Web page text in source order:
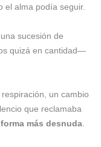
el alma podía seguir.
sucesión de
quizá en cantidad—
un cambio
que reclamaba
más desnuda